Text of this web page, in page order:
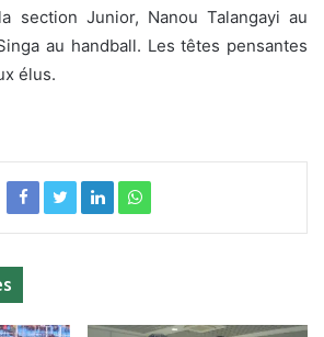
section Junior, Nanou Talangayi au
au handball. Les têtes pensantes
élus.